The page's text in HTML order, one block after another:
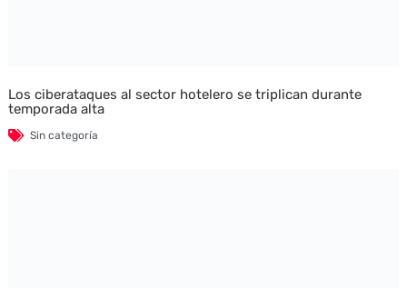
Los ciberataques al sector hotelero se triplican durante
temporada alta
Sin categoría